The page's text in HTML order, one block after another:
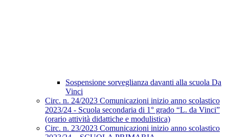
Sospensione sorveglianza davanti alla scuola Da
Vinci
Circ. n. 24/2023 Comunicazioni inizio anno scolastico
2023/24 - Scuola secondaria di 1° grado “L. da Vinci”
(orario attività didattiche e modulistica)
Circ. n. 23/2023 Comunicazioni inizio anno scolastico